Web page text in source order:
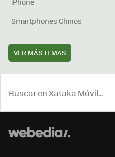
Smartphones Chinos
VER MÁS TEMAS